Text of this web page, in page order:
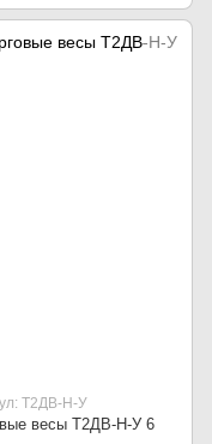
Т2ДВ-Н-У
весы Т2ДВ-Н-У 6